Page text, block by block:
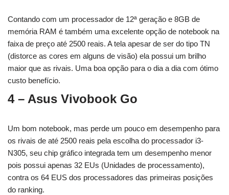
Contando com um processador de 12ª geração e 8GB de
memória RAM é também uma excelente opção de notebook na
faixa de preço até 2500 reais. A tela apesar de ser do tipo TN
(distorce as cores em alguns de visão) ela possui um brilho
maior que as rivais. Uma boa opção para o dia a dia com ótimo
custo benefício.
4 – Asus Vivobook Go
Um bom notebook, mas perde um pouco em desempenho para
os rivais de até 2500 reais pela escolha do processador i3-
N305, seu chip gráfico integrada tem um desempenho menor
pois possui apenas 32 EUs (Unidades de processamento),
contra os 64 EUS dos processadores das primeiras posições
do ranking.